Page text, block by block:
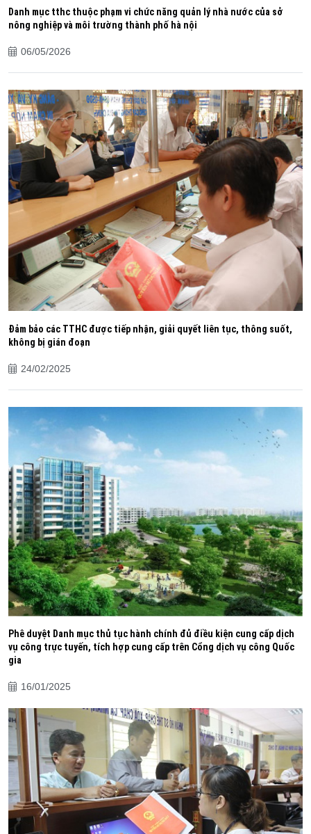
Danh mục tthc thuộc phạm vi chức năng quản lý nhà nước của sở
nông nghiệp và môi trường thành phố hà nội
06/05/2026
Đảm bảo các TTHC được tiếp nhận, giải quyết liên tục, thông suốt,
không bị gián đoạn
24/02/2025
Phê duyệt Danh mục thủ tục hành chính đủ điều kiện cung cấp dịch
vụ công trực tuyến, tích hợp cung cấp trên Cổng dịch vụ công Quốc
gia
16/01/2025